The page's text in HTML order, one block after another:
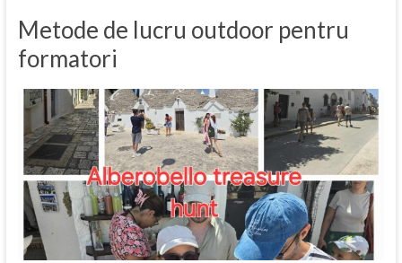
Metode de lucru outdoor pentru
formatori